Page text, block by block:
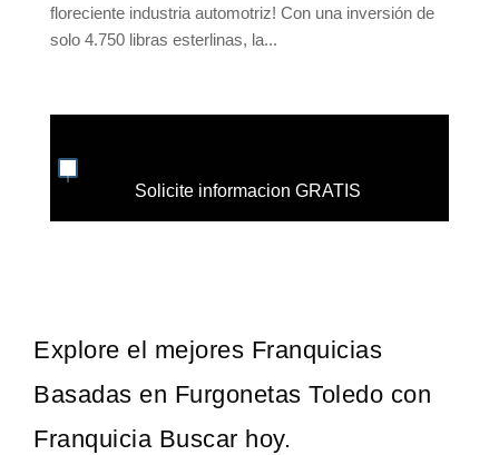
floreciente industria automotriz! Con una inversión de
solo 4.750 libras esterlinas, la...
Solicite informacion GRATIS
Explore el mejores Franquicias
Basadas en Furgonetas Toledo con
Franquicia Buscar hoy.